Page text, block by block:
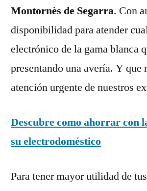
Montornès de Segarra. Con
disponibilidad para atender
electrónico de la gama blanca
presentando una avería. Y que
atención urgente de nuestros
Descubre como ahorrar con
su electrodoméstico
Para tener mayor utilidad de